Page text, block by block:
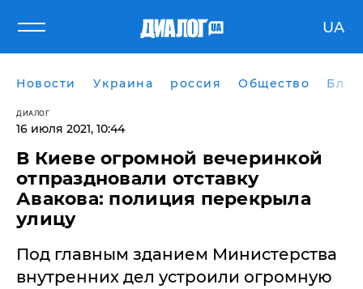
UA
Новости Украина россия Общество
ДИАЛОГ
16 июля 2021, 10:44
В Киеве огромной вечеринкой
отпраздновали отставку
Авакова: полиция перекрыла
улицу
Под главным зданием Министерства
внутренних дел устроили огромную